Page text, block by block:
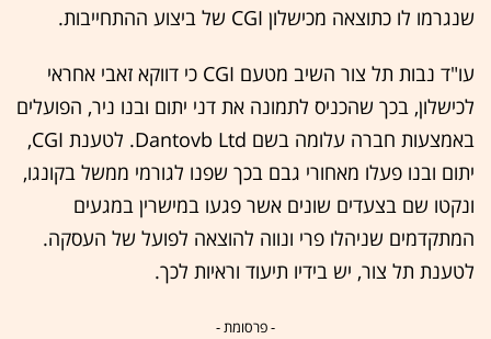
שנגרמו לו כתוצאה מכישלון CGI של ביצוע ההתחייבות.
עו"ד נבות תל צור השיב מטעם CGI כי דווקא זאבי אחראי
לכישלון, בכך שהכניס לתמונה את דני יתום ובנו ניר, הפועלים
באמצעות חברה עלומה בשם Dantovb Ltd. לטענת CGI,
יתום ובנו פעלו מאחורי גבם בכך שפנו לגורמי ממשל בקונגו,
ונקטו שם בצעדים שונים אשר פגעו במישרין במגעים
המתקדמים שניהלו פרי ונווה להוצאה לפועל של העסקה.
לטענת תל צור, יש בידיו תיעוד וראיות לכך.
- פרסומת -